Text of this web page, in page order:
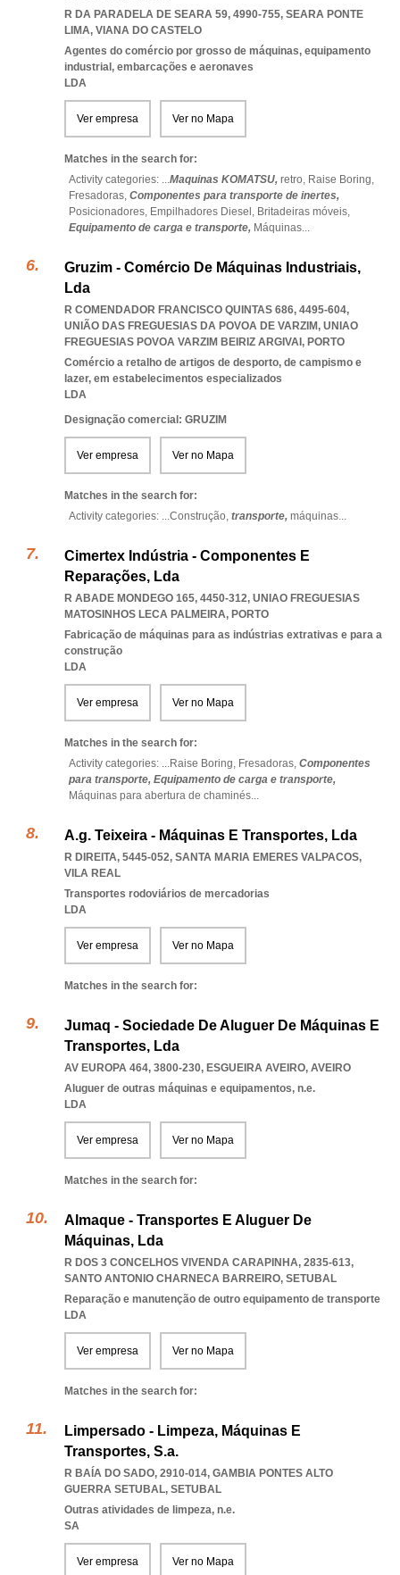
R DA PARADELA DE SEARA 59, 4990-755, SEARA PONTE
LIMA, VIANA DO CASTELO
Agentes do comércio por grosso de máquinas, equipamento
industrial, embarcações e aeronaves
LDA
Ver empresa Ver no Mapa
Matches in the search for:
Activity categories: ...Maquinas KOMATSU, retro, Raise Boring,
Fresadoras, Componentes para transporte de inertes,
Posicionadores, Empilhadores Diesel, Britadeiras móveis,
Equipamento de carga e transporte, Máquinas...
Gruzim - Comércio De Máquinas Industriais,
Lda
R COMENDADOR FRANCISCO QUINTAS 686, 4495-604,
UNIÃO DAS FREGUESIAS DA POVOA DE VARZIM, UNIAO
FREGUESIAS POVOA VARZIM BEIRIZ ARGIVAI , PORTO
Comércio a retalho de artigos de desporto, de campismo e
lazer, em estabelecimentos especializados
LDA
Designação comercial: GRUZIM
Ver empresa Ver no Mapa
Matches in the search for:
Activity categories: ...Construção, transporte, máquinas...
Cimertex Indústria - Componentes E
Reparações, Lda
R ABADE MONDEGO 165, 4450-312, UNIAO FREGUESIAS
MATOSINHOS LECA PALMEIRA, PORTO
Fabricação de máquinas para as indústrias extrativas e para a
construção
LDA
Ver empresa Ver no Mapa
Matches in the search for:
Activity categories: ...Raise Boring, Fresadoras, Componentes
para transporte, Equipamento de carga e transporte,
Máquinas para abertura de chaminés...
A.g. Teixeira - Máquinas E Transportes, Lda
R DIREITA, 5445-052, SANTA MARIA EMERES VALPACOS,
VILA REAL
Transportes rodoviários de mercadorias
LDA
Ver empresa Ver no Mapa
Matches in the search for:
Jumaq - Sociedade De Aluguer De Máquinas E
Transportes, Lda
AV EUROPA 464, 3800-230, ESGUEIRA AVEIRO, AVEIRO
Aluguer de outras máquinas e equipamentos, n.e.
LDA
Ver empresa Ver no Mapa
Matches in the search for:
Almaque - Transportes E Aluguer De
Máquinas, Lda
R DOS 3 CONCELHOS VIVENDA CARAPINHA, 2835-613,
SANTO ANTONIO CHARNECA BARREIRO, SETUBAL
Reparação e manutenção de outro equipamento de transporte
LDA
Ver empresa Ver no Mapa
Matches in the search for:
Limpersado - Limpeza, Máquinas E
Transportes, S.a.
R BAÍA DO SADO, 2910-014, GAMBIA PONTES ALTO
GUERRA SETUBAL, SETUBAL
Outras atividades de limpeza, n.e.
SA
Ver empresa Ver no Mapa